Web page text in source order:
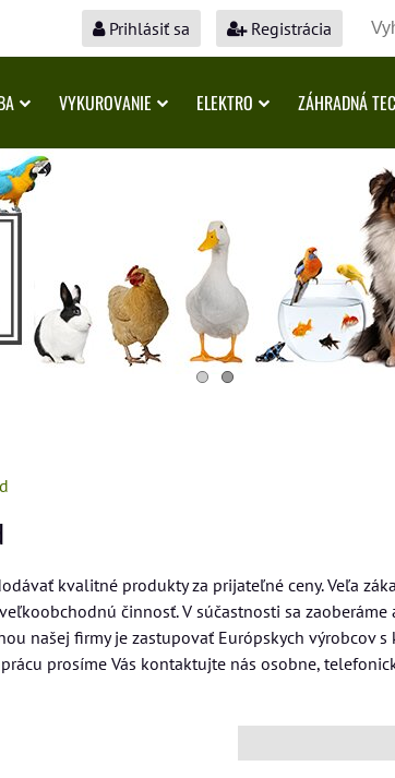
Prihlásiť sa Registrácia
VYKUROVANIE ELEKTRO ZÁHRADNÁ
kvalitné produkty za prijateľné ceny. Veľa
činnosť. V súčastnosti sa
našej firmy je zastupovať Európskych výrobcov
prosíme Vás kontaktujte nás osobne,